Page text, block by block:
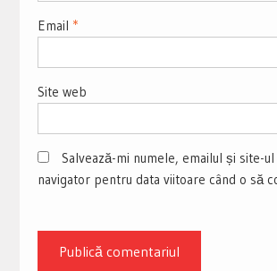
Email *
Site web
Salvează-mi numele, emailul și site-
navigator pentru data viitoare când o să